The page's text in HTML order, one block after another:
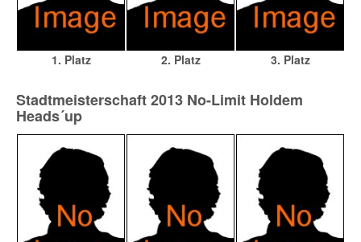
1. Platz 2. Platz 3. Platz
Stadtmeisterschaft 2013 No-Limit Holdem
Heads´up